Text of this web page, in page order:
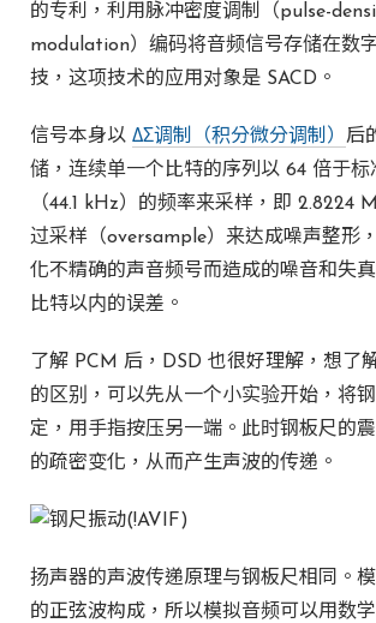
的专利，利用脉冲密度调制（pulse-
modulation）编码将音频信号存储在数
技，这项技术的应用对象是 SACD。
信号本身以 ΔΣ调制（积分微分调制） 后
储，连续单一个比特的序列以 64 倍于
（44.1 kHz）的频率来采样，即 2.8224
过采样（oversample）来达成噪声整形
化不精确的声音频号而造成的噪音和失
比特以内的误差。
了解 PCM 后，DSD 也很好理解，想了
的区别，可以先从一个小实验开始，将
定，用手指按压另一端。此时钢板尺的
的疏密变化，从而产生声波的传递。
扬声器的声波传递原理与钢板尺相同。
的正弦波构成，所以模拟音频可以用数